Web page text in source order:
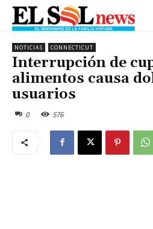
NOTICIAS CONNECTICUT
Interrupción de
alimentos causa
usuarios
0 576